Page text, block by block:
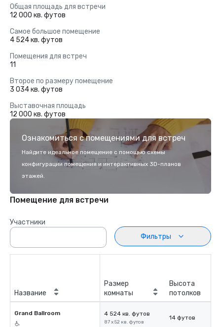
Общая площадь для встречи
12 000 кв. футов
Самое большое помещение
4 524 кв. футов
Помещения для встреч
11
Второе по размеру помещение
3 034 кв. футов
Выставочная площадь
12 000 кв. футов
Ознакомиться с помещениями для встреч
Найдите идеальное помещение с помощью схемы
конфигурации помещения и интерактивных 3D-планов
этажей.
Помещение для встречи
Участники
Фильтры
Название
Размер
комнаты
Высота
потолков
Grand Ballroom 4 524 кв. футов
87 x 52 кв. футов
14 футов